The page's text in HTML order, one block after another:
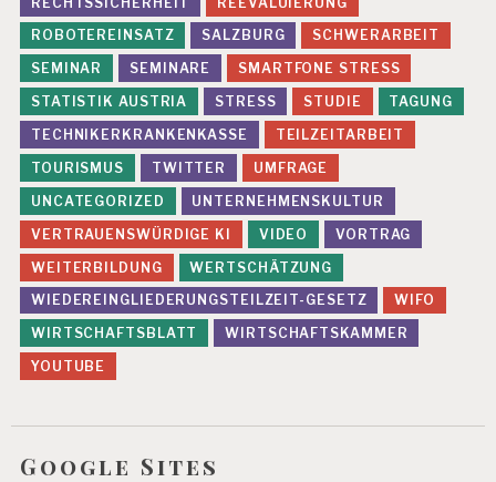
ROBOTEREINSATZ
SALZBURG
SCHWERARBEIT
SEMINAR
SEMINARE
SMARTFONE STRESS
STATISTIK AUSTRIA
STRESS STUDIE
TAGUNG
TECHNIKERKRANKENKASSE
TEILZEITARBEIT
TOURISMUS
TWITTER
UMFRAGE
UNCATEGORIZED
UNTERNEHMENSKULTUR
VERTRAUENSWÜRDIGE KI
VIDEO
VORTRAG
WEITERBILDUNG
WERTSCHÄTZUNG
WIEDEREINGLIEDERUNGSTEILZEIT-GESETZ
WIFO
WIRTSCHAFTSBLATT
WIRTSCHAFTSKAMMER
YOUTUBE
Google Sites